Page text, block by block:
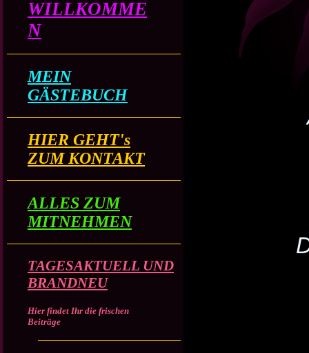
WILLKOMME
N
MEIN
GÄSTEBUCH
HIER GEHT's
ZUM KONTAKT
ALLES ZUM
MITNEHMEN
TAGESAKTUELL UND
BRANDNEU
Hier findet Ihr die frischen
Beiträge